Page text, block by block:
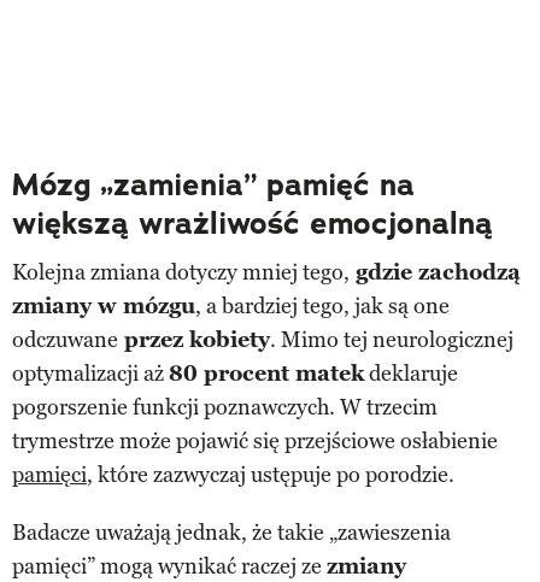
Mózg „zamienia” pamięć na
większą wrażliwość emocjonalną
Kolejna zmiana dotyczy mniej tego, gdzie zachodzą
zmiany w mózgu, a bardziej tego, jak są one
odczuwane przez kobiety. Mimo tej neurologicznej
optymalizacji aż80 procent matekdeklaruje
pogorszenie funkcji poznawczych. W trzecim
trymestrze może pojawić się przejściowe osłabienie
pamięci, które zazwyczaj ustępuje po porodzie.
Badacze uważają jednak, że takie „zawieszenia
pamięci” mogą wynikać raczej ze zmiany